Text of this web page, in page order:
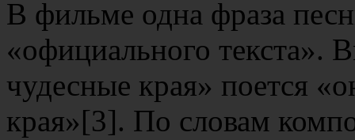
В фильме одна фраза
«официального текста».
чудесные края» поется
края»[3]. По словам